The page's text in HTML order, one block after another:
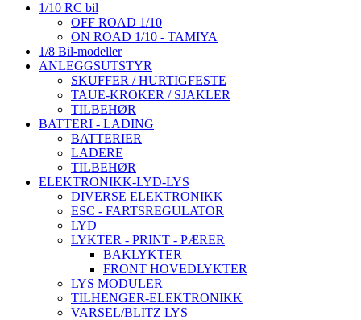
1/10 RC bil
OFF ROAD 1/10
ON ROAD 1/10 - TAMIYA
1/8 Bil-modeller
ANLEGGSUTSTYR
SKUFFER / HURTIGFESTE
TAUE-KROKER / SJAKLER
TILBEHØR
BATTERI - LADING
BATTERIER
LADERE
TILBEHØR
ELEKTRONIKK-LYD-LYS
DIVERSE ELEKTRONIKK
ESC - FARTSREGULATOR
LYD
LYKTER - PRINT - PÆRER
BAKLYKTER
FRONT HOVEDLYKTER
LYS MODULER
TILHENGER-ELEKTRONIKK
VARSEL/BLITZ LYS